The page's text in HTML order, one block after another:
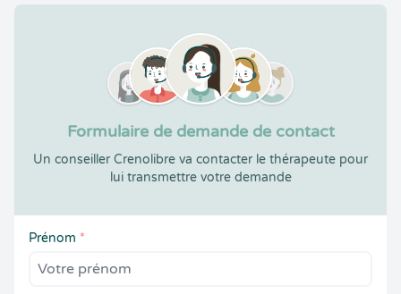
Formulaire de demande de contact
Un conseiller Crenolibre va contacter le thérapeute pour
lui transmettre votre demande
Prénom *